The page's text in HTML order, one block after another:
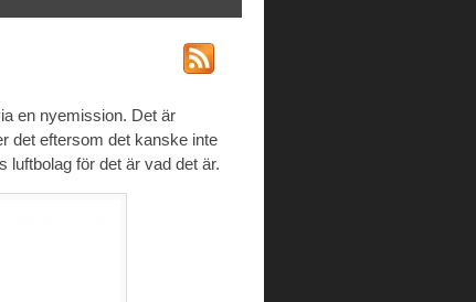
en nyemission. Det är
det eftersom det kanske inte
luftbolag för det är vad det är.